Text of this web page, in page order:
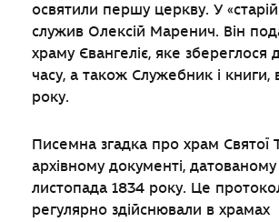
освятили першу церкву. У
служив Олексій Маренич. Він
храму Євангеліє, яке збереглося
часу, а також Служебник і книги,
року.
Писемна згадка про храм Святої
архівному документі,
листопада 1834 року. Це протокол
регулярно здійснювали в храмах